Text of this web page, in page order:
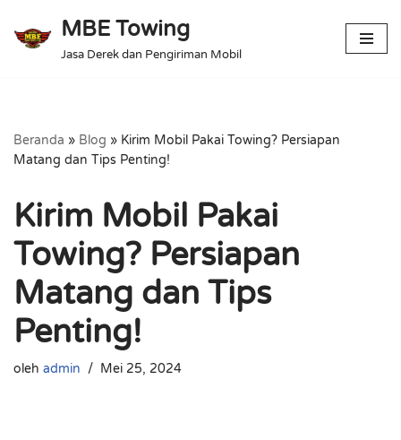
Lompat
MBE Towing
Jasa Derek dan Pengiriman Mobil
Beranda » Blog » Kirim Mobil Pakai Towing? Persiapan
Matang dan Tips Penting!
Kirim Mobil Pakai
Towing? Persiapan
Matang dan Tips
Penting!
oleh admin Mei 25, 2024